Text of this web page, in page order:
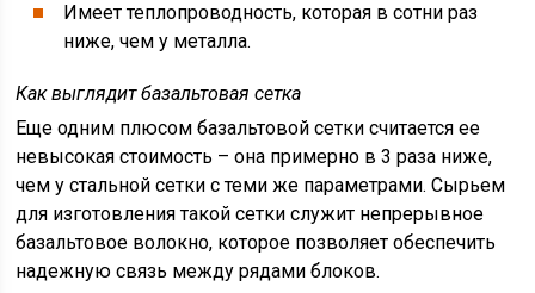
Имеет теплопроводность, которая в сотни раз
ниже, чем у металла.
Как выглядит базальтовая сетка
Еще одним плюсом базальтовой сетки считается ее
невысокая стоимость – она примерно в 3 раза ниже,
чем у стальной сетки с теми же параметрами. Сырьем
для изготовления такой сетки служит непрерывное
базальтовое волокно, которое позволяет обеспечить
надежную связь между рядами блоков.